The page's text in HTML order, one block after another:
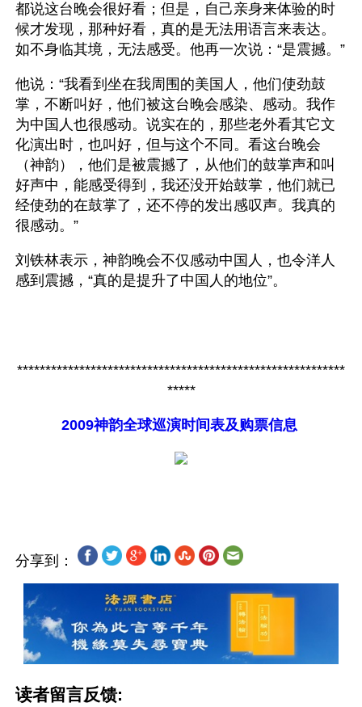
都说这台晚会很好看；但是，自己亲身来体验的时
候才发现，那种好看，真的是无法用语言来表达。
如不身临其境，无法感受。他再一次说：“是震撼。”
他说：“我看到坐在我周围的美国人，他们使劲鼓
掌，不断叫好，他们被这台晚会感染、感动。我作
为中国人也很感动。说实在的，那些老外看其它文
化演出时，也叫好，但与这个不同。看这台晚会
（神韵），他们是被震撼了，从他们的鼓掌声和叫
好声中，能感受得到，我还没开始鼓掌，他们就已
经使劲的在鼓掌了，还不停的发出感叹声。我真的
很感动。”
刘铁林表示，神韵晚会不仅感动中国人，也令洋人
感到震撼，“真的是提升了中国人的地位”。
**********************************************************
*****
2009神韵全球巡演时间表及购票信息
分享到：
读者留言反馈: